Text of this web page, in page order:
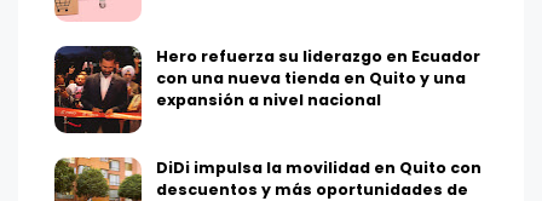
Hero refuerza su liderazgo en Ecuador
con una nueva tienda en Quito y una
expansión a nivel nacional
DiDi impulsa la movilidad en Quito con
descuentos y más oportunidades de